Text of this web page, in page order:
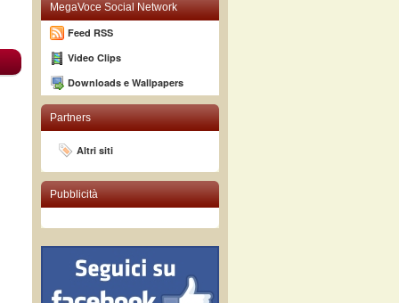
MegaVoce Social Network
Feed RSS
Video Clips
Downloads e Wallpapers
Partners
Altri siti
Pubblicità